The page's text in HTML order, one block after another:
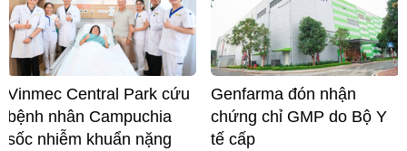
Vinmec Central Park cứu
bệnh nhân Campuchia
sốc nhiễm khuẩn nặng
Genfarma đón nhận
chứng chỉ GMP do Bộ Y
tế cấp